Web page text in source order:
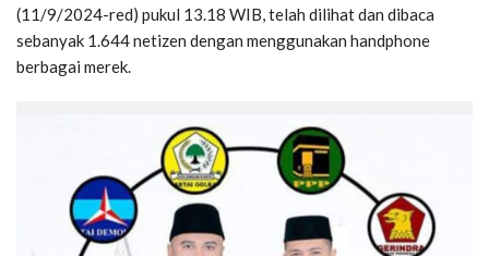
(11/9/2024-red) pukul 13.18 WIB, telah dilihat dan dibaca
sebanyak 1.644 netizen dengan menggunakan handphone
berbagai merek.